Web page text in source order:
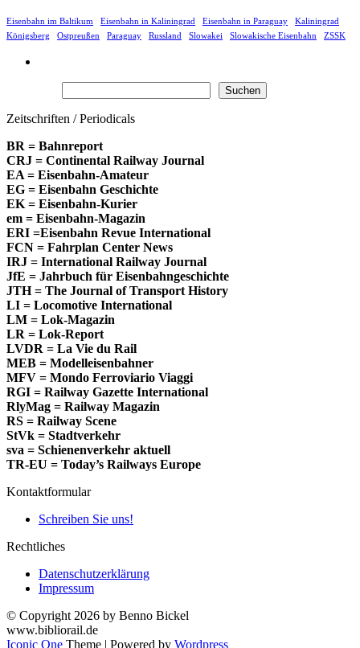
Eisenbahn im Baltikum Eisenbahn in Kaliningrad Eisenbahn in Paraguay
Kaliningrad
Königsberg
Ostpreußen Paraguay Russland Slowakei Slowakische Eisenbahn ZSSK
Suchen
Zeitschriften / Periodicals
BR = Bahnreport
CRJ = Continental Railway Journal
EA = Eisenbahn-Amateur
EG = Eisenbahn Geschichte
EK = Eisenbahn-Kurier
em = Eisenbahn-Magazin
ERI =Eisenbahn Revue International
FCN = Fahrplan Center News
IRJ = International Railway Journal
JfE = Jahrbuch für Eisenbahngeschichte
JTH = The Journal of Transport History
LI = Locomotive International
LM = Lok-Magazin
LR = Lok-Report
LVDR = La Vie du Rail
MEB = Modelleisenbahner
MFV = Mondo Ferroviario Viaggi
RGI = Railway Gazette International
RlyMag = Railway Magazin
RS = Railway Scene
StVk = Stadtverkehr
sva = Schienenverkehr aktuell
TR-EU = Today’s Railways Europe
Kontaktformular
Schreiben Sie uns!
Rechtliches
Datenschutzerklärung
Impressum
© Copyright 2026 by Benno Bickel
www.bibliorail.de
Iconic One Theme | Powered by Wordpress